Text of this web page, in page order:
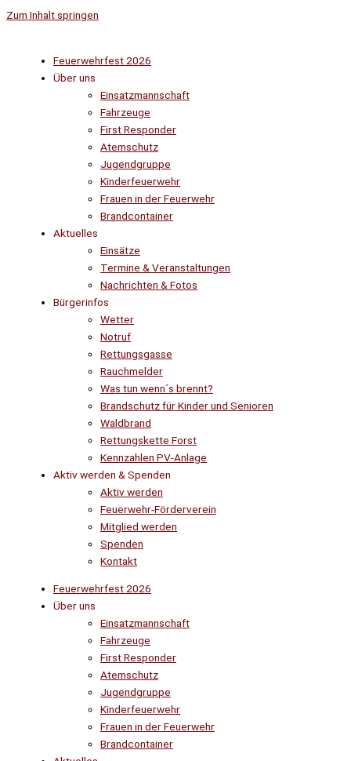
Zum Inhalt springen
Feuerwehrfest 2026
Über uns
Einsatzmannschaft
Fahrzeuge
First Responder
Atemschutz
Jugendgruppe
Kinderfeuerwehr
Frauen in der Feuerwehr
Brandcontainer
Aktuelles
Einsätze
Termine & Veranstaltungen
Nachrichten & Fotos
Bürgerinfos
Wetter
Notruf
Rettungsgasse
Rauchmelder
Was tun wenn´s brennt?
Brandschutz für Kinder und Senioren
Waldbrand
Rettungskette Forst
Kennzahlen PV-Anlage
Aktiv werden & Spenden
Aktiv werden
Feuerwehr-Förderverein
Mitglied werden
Spenden
Kontakt
Feuerwehrfest 2026
Über uns
Einsatzmannschaft
Fahrzeuge
First Responder
Atemschutz
Jugendgruppe
Kinderfeuerwehr
Frauen in der Feuerwehr
Brandcontainer